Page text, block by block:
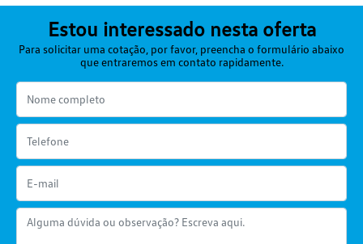
Estou interessado nesta oferta
Para solicitar uma cotação, por favor, preencha o formulário abaixo
que entraremos em contato rapidamente.